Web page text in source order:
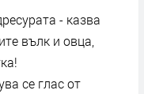
- казва
вълк и овца,
се глас от